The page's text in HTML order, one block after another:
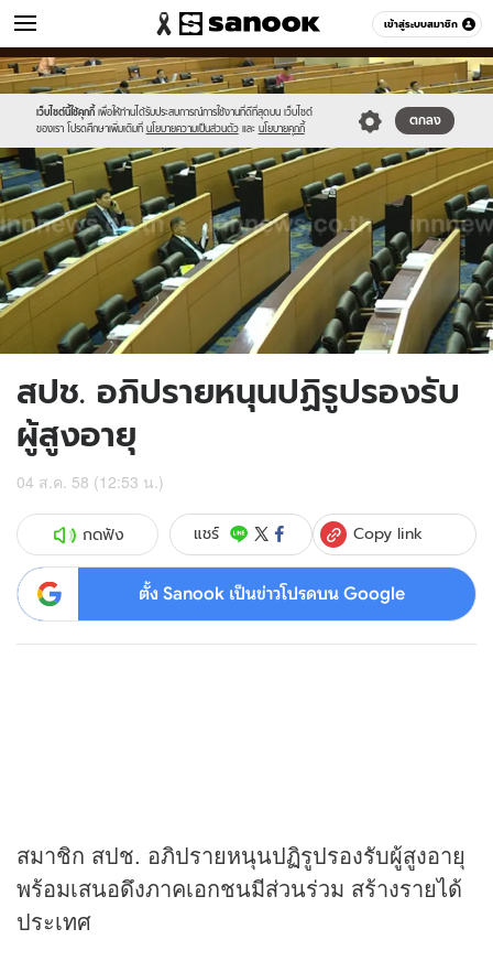
เข้าสู่ระบบสมาชิก
ข่าว หมวดอื่นๆ
เว็บไซต์นี้ใช้คุกกี้ เพื่อให้ท่านได้รับประสบการณ์การใช้งานที่ดีที่สุดบน เว็บไซต์
ของเรา โปรดศึกษาเพิ่มเติมที่ นโยบายความเป็นส่วนตัว และ นโยบายคุกกี้
ตกลง
Sanook
//s.isanook.com/sr/0/images/logo-
new-
sanook.png
600
60
//s.isanook.com/ns/0/ud/368/1841639/636609-
01.jpg
สปช. อภิปรายหนุนปฏิรูปรองรับ
ผู้สูงอายุ
04 ส.ค. 58 (12:53 น.)
กดฟัง แชร์ Copy link
ตั้ง Sanook เป็นข่าวโปรดบน Google
สมาชิก สปช. อภิปรายหนุนปฏิรูปรองรับผู้สูงอายุ
พร้อมเสนอดึงภาคเอกชนมีส่วนร่วม สร้างรายได้
ประเทศ